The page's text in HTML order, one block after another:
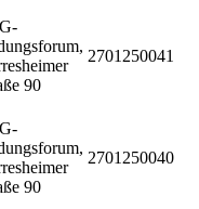
90
2701250041
90
2701250040